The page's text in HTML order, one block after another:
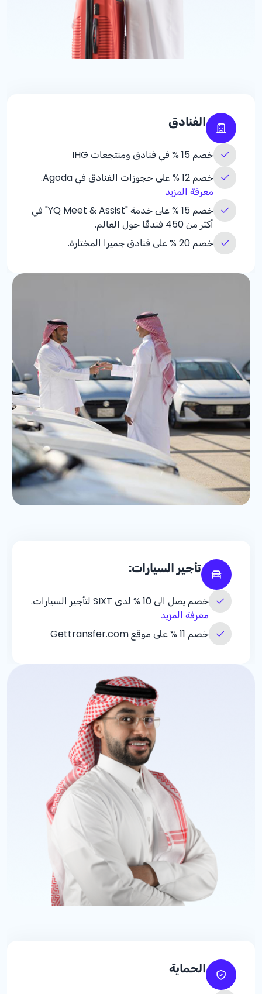
الفنادق
خصم % 15 في فنادق ومنتجعات IHG
خصم % 12على حجوزات الفنادق في Agoda.
معرفة المزيد
خصم % 15
على خدمة "YQ Meet & Assist" في
أكثر من 450 فندقًا حول العالم.
خصم % 20على فنادق جميرا المختارة.
تأجير السيارات:
خصم يصل الى% 10 لدى SIXT لتأجير السيارات.
معرفة المزيد
خصم % 11على موقع Gettransfer.com
الحماية